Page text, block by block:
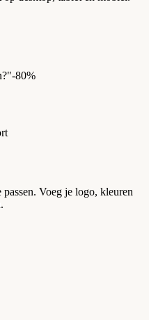
-80%
Voeg je logo, kleuren